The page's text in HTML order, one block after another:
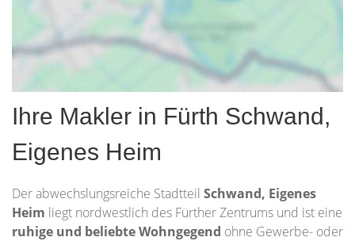
Ihre Makler in Fürth Schwand,
Eigenes Heim
Der abwechslungsreiche Stadtteil Schwand, Eigenes
Heim liegt nordwestlich des Fürther Zentrums und ist eine
ruhige und beliebte Wohngegend ohne Gewerbe- oder